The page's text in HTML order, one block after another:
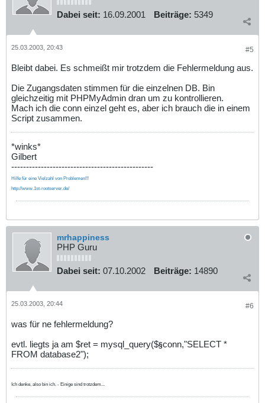
Dabei seit: 16.09.2001 Beiträge: 5349
#5
25.03.2003, 20:43
Bleibt dabei. Es schmeißt mir trotzdem die Fehlermeldung aus.
Die Zugangsdaten stimmen für die einzelnen DB. Bin
gleichzeitig mit PHPMyAdmin dran um zu kontrollieren.
Mach ich die conn einzel geht es, aber ich brauch die in einem
Script zusammen.
*winks*
Gilbert
------------------------------------------------
Hilfe für eine Vielzahl von Problemen!!!
http://www.1st-rootserver.de/
mrhappiness
PHP Guru
Dabei seit: 07.10.2002 Beiträge: 14890
#6
25.03.2003, 20:44
was für ne fehlermeldung?
evtl. liegts ja am $ret = mysql_query($§conn,"SELECT *
FROM database2");
Ich denke, also bin ich. - Einige sind trotzdem...